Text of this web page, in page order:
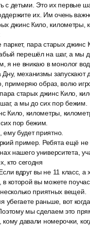
детьми. Это их первые
их. Им очень
джинс Кило,
пара старых
перешёл на шаг, а мы
я не вникаю в монолог
механизмы запускают
примеряю образ, волю
пара старых джинс Кило,
а мы до сих пор бежим.
Кило, километры,
пор бежим.
будет приятно.
пример. Ребята ещё
нашего университета,
кто сегодня
вдруг вы не 11 класс, а
которой вы можете
приятных вещей.
раньше, вот
мы сделаем это
кому давали номерочки,